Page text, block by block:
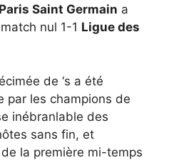
Paris Saint Germain a
nul 1-1 Ligue des
de ‘s a été
par les champions de
inébranlable des
sans fin, et
la première mi-temps